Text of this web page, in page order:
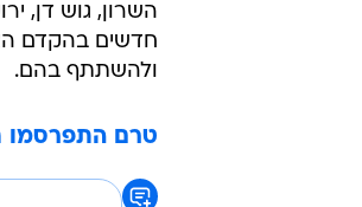
השרון, גוש דן,
חדשים בהקדם
ולהשתתף בהם.
טרם התפרסמו